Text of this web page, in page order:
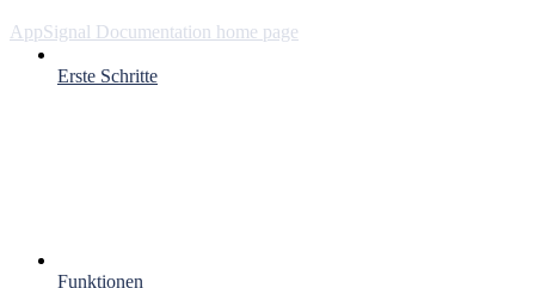
AppSignal Documentation home page
Erste Schritte
Funktionen